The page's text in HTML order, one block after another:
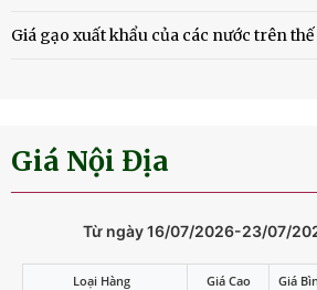
Giá gạo xuất khẩu của các nước trên
Giá Nội Địa
Từ ngày 16/07/2026-23/07/
Loại Hàng
Giá Cao
Giá